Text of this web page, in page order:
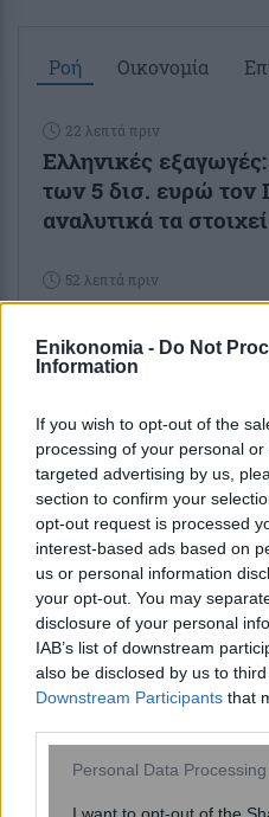
Enikonomia - Do Not
Information
If you wish to opt-out of the
processing of your personal
targeted advertising by us,
section to confirm your
opt-out request is processed
interest-based ads based on
us or personal information
your opt-out. You may
disclosure of your personal
IAB’s list of downstream
also be disclosed by us to
Downstream Participants that
Please note that this website/
Personal Data
Ροή Οικονομία
22 λεπτά πριν
Ελληνικές
των 5 δισ. ευρώ τον
αναλυτικά τα
52 λεπτά πριν
ΣΥΡΙΖΑ: Πυρά κατά
τους
ενεργειακή ρήτρα...
1 ώρα πριν
Πρόεδρος Ένωσης
Κτιρίων για
περίπτωση θα
ENIKOS